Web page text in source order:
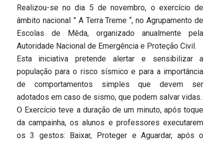
Realizou-se no dia 5 de novembro, o exercício de
âmbito nacional ” A Terra Treme “, no Agrupamento de
Escolas de Mêda, organizado anualmente pela
Autoridade Nacional de Emergência e Proteção Civil.
Esta iniciativa pretende alertar e sensibilizar a
população para o risco sísmico e para a importância
de comportamentos simples que devem ser
adotados em caso de sismo, que podem salvar vidas.
O Exercício teve a duração de um minuto, após toque
da campainha, os alunos e professores executarem
os 3 gestos: Baixar, Proteger e Aguardar, após o